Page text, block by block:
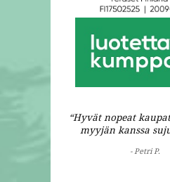
“Hyvät nopeat
myyjän kanssa
- Petri P.